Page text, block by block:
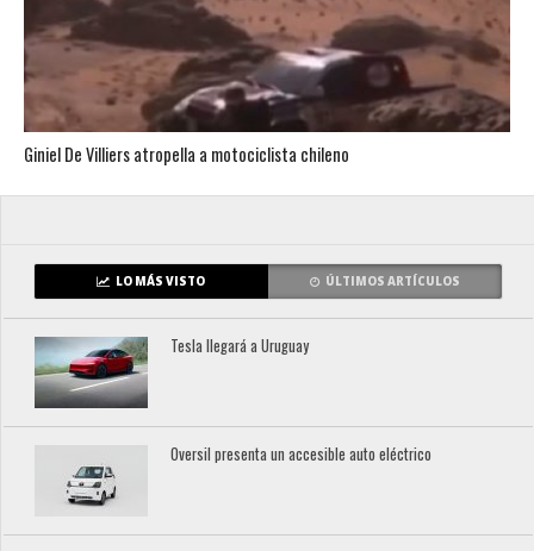
Giniel De Villiers atropella a motociclista chileno
LO MÁS VISTO ÚLTIMOS ARTÍCULOS
Tesla llegará a Uruguay
Oversil presenta un accesible auto eléctrico